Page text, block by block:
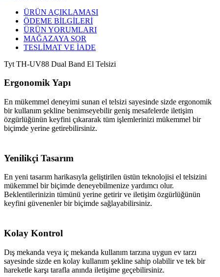
ÜRÜN AÇIKLAMASI
ÖDEME BİLGİLERİ
ÜRÜN YORUMLARI
MAĞAZAYA SOR
TESLİMAT VE İADE
Tyt TH-UV88 Dual Band El Telsizi
Ergonomik Yapı
En mükemmel deneyimi sunan el telsizi sayesinde sizde ergonomik
bir kullanım şekline benimseyebilir geniş mesafelerde iletişim
özgürlüğünün keyfini çıkararak tüm işlemlerinizi mükemmel bir
biçimde yerine getirebilirsiniz.
Yenilikçi Tasarım
En yeni tasarım harikasıyla geliştirilen üstün teknolojisi el telsizini
mükemmel bir biçimde deneyebilmenize yardımcı olur.
Beklentilerinizin tümünü yerine getirir ve iletişim özgürlüğünün
keyfini güvenenler bir biçimde sağlayabilirsiniz.
Kolay Kontrol
Dış mekanda veya iç mekanda kullanım tarzına uygun ev tarzı
sayesinde sizde en kolay kullanım şekline sahip olabilir ve tek bir
hareketle karşı tarafla anında iletişime geçebilirsiniz.